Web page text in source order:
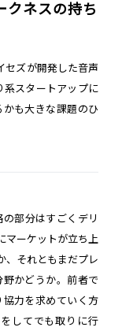
クネスの持ち
セズが開発した音声
系スタートアップに
も大きな課題のひ
部分はすごくデリ
マーケットが立ち上
、それともまだプレ
かどうか。前者で
力を求めていく方
してでも取りに行